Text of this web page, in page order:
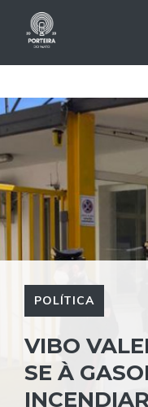
POLÍTICA
VIBO
SE À